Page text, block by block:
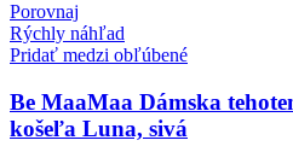
Porovnaj
Rýchly náhľad
Pridať medzi obľúbené
Be MaaMaa Dámska
košeľa Luna, sivá